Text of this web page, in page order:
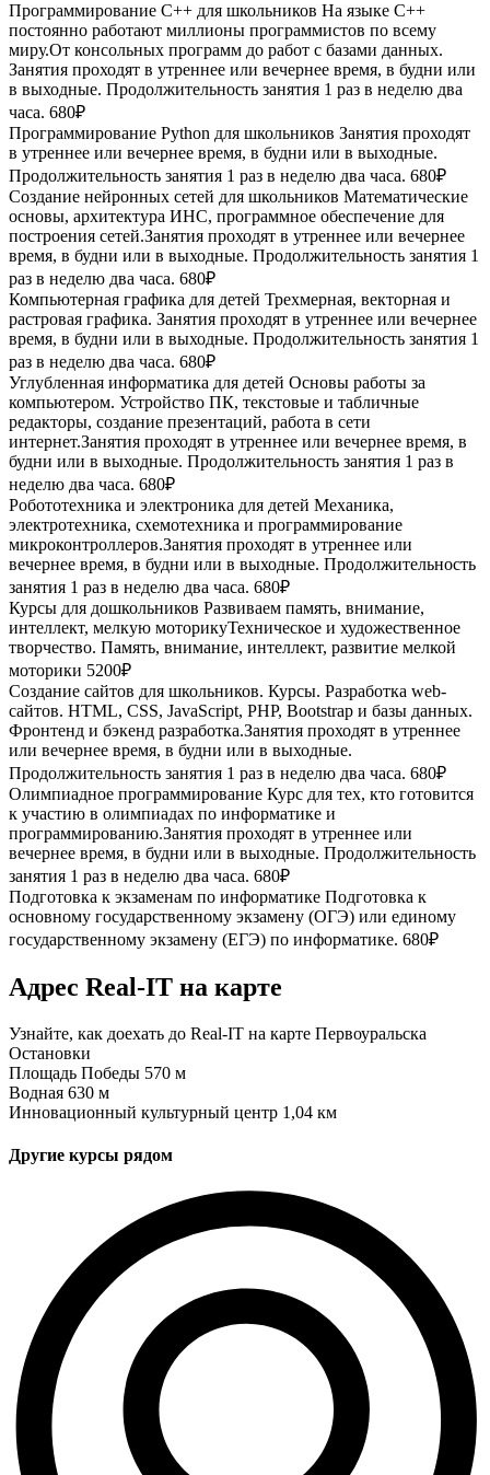
Программирование С++ для школьников На языке С++
постоянно работают миллионы программистов по всему
миру.От консольных программ до работ с базами данных.
Занятия проходят в утреннее или вечернее время, в будни или
в выходные. Продолжительность занятия 1 раз в неделю два
часа. 680₽
Программирование Python для школьников Занятия проходят
в утреннее или вечернее время, в будни или в выходные.
Продолжительность занятия 1 раз в неделю два часа. 680₽
Создание нейронных сетей для школьников Математические
основы, архитектура ИНС, программное обеспечение для
построения сетей.Занятия проходят в утреннее или вечернее
время, в будни или в выходные. Продолжительность занятия 1
раз в неделю два часа. 680₽
Компьютерная графика для детей Трехмерная, векторная и
растровая графика. Занятия проходят в утреннее или вечернее
время, в будни или в выходные. Продолжительность занятия 1
раз в неделю два часа. 680₽
Углубленная информатика для детей Основы работы за
компьютером. Устройство ПК, текстовые и табличные
редакторы, создание презентаций, работа в сети
интернет.Занятия проходят в утреннее или вечернее время, в
будни или в выходные. Продолжительность занятия 1 раз в
неделю два часа. 680₽
Робототехника и электроника для детей Механика,
электротехника, схемотехника и программирование
микроконтроллеров.Занятия проходят в утреннее или
вечернее время, в будни или в выходные. Продолжительность
занятия 1 раз в неделю два часа. 680₽
Курсы для дошкольников Развиваем память, внимание,
интеллект, мелкую моторикуТехническое и художественное
творчество. Память, внимание, интеллект, развитие мелкой
моторики 5200₽
Создание сайтов для школьников. Курсы. Разработка web-
сайтов. HTML, CSS, JavaScript, PHP, Bootstrap и базы данных.
Фронтенд и бэкенд разработка.Занятия проходят в утреннее
или вечернее время, в будни или в выходные.
Продолжительность занятия 1 раз в неделю два часа. 680₽
Олимпиадное программирование Курс для тех, кто готовится
к участию в олимпиадах по информатике и
программированию.Занятия проходят в утреннее или
вечернее время, в будни или в выходные. Продолжительность
занятия 1 раз в неделю два часа. 680₽
Подготовка к экзаменам по информатике Подготовка к
основному государственному экзамену (ОГЭ) или единому
государственному экзамену (ЕГЭ) по информатике. 680₽
Адрес Real-IT на карте
Узнайте, как доехать до Real-IT на карте Первоуральска
Остановки
Площадь Победы 570 м
Водная 630 м
Инновационный культурный центр 1,04 км
Другие курсы рядом